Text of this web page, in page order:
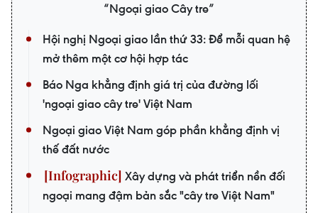
“Ngoại giao Cây tre”
Hội nghị Ngoại giao lần thứ 33: Để mỗi quan hệ
mở thêm một cơ hội hợp tác
Báo Nga khẳng định giá trị của đường lối
'ngoại giao cây tre' Việt Nam
Ngoại giao Việt Nam góp phần khẳng định vị
thế đất nước
Xây dựng và phát triển nền đối
ngoại mang đậm bản sắc "cây tre Việt Nam"